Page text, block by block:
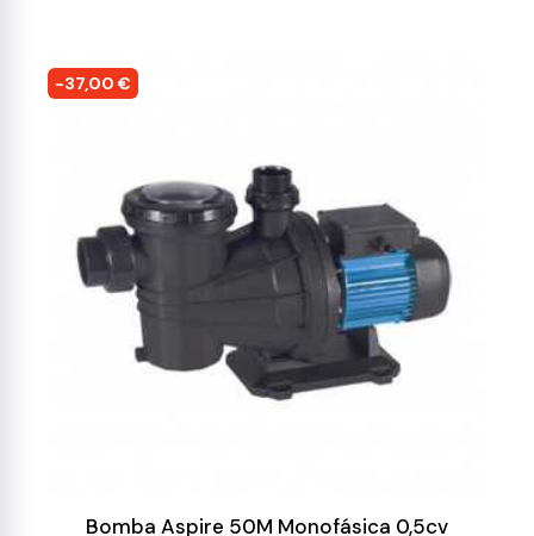
-37,00 €
Bomba Aspire 50M Monofásica 0,5cv